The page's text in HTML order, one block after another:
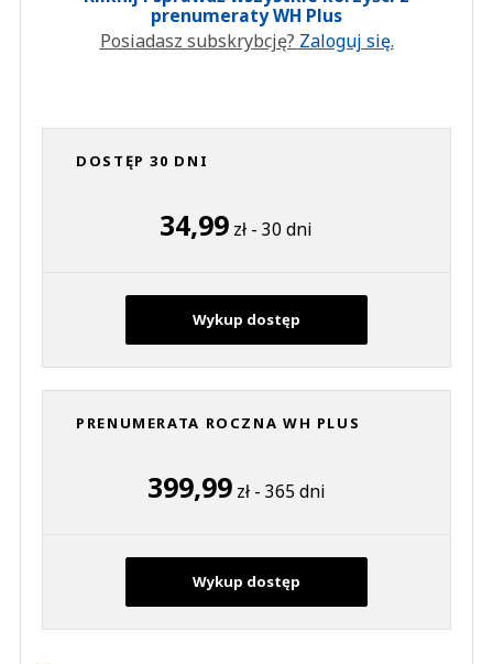
prenumeraty WH Plus
Posiadasz subskrybcję? Zaloguj się.
DOSTĘP 30 DNI
34,99 zł - 30 dni
Wykup dostęp
PRENUMERATA ROCZNA WH PLUS
399,99zł - 365 dni
Wykup dostęp